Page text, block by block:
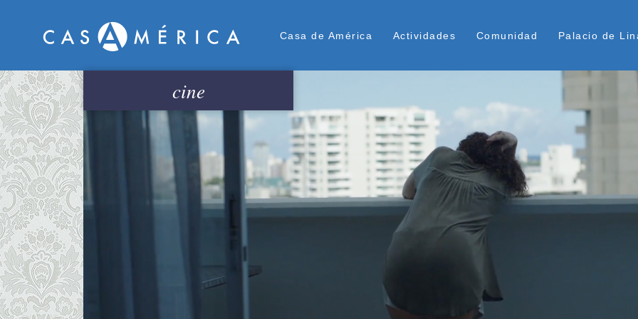
Menú Superior
Casa de América Actividades Comunidad Palacio de
cine